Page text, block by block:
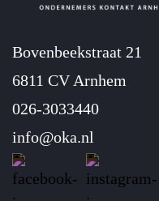
Bovenbeekstraat 21
6811 CV Arnhem
026-3033440
info@oka.nl